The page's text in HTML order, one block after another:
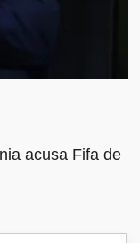
acusa Fifa de